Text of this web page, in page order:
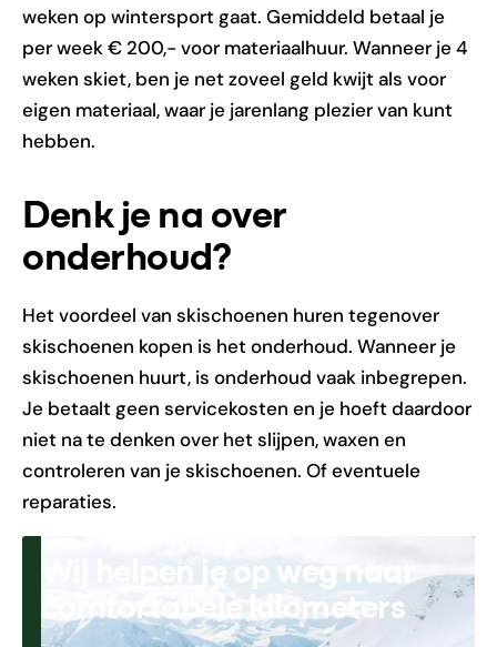
weken op wintersport gaat. Gemiddeld betaal je
per week € 200,- voor materiaalhuur. Wanneer je 4
weken skiet, ben je net zoveel geld kwijt als voor
eigen materiaal, waar je jarenlang plezier van kunt
hebben.
Denk je na over
onderhoud?
Het voordeel van skischoenen huren tegenover
skischoenen kopen is het onderhoud. Wanneer je
skischoenen huurt, is onderhoud vaak inbegrepen.
Je betaalt geen servicekosten en je hoeft daardoor
niet na te denken over het slijpen, waxen en
controleren van je skischoenen. Of eventuele
reparaties.
Wij helpen je op weg naar
comfortabele kilometers